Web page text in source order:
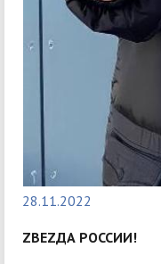
28.11.2022
ZВЕZДА РОССИИ!